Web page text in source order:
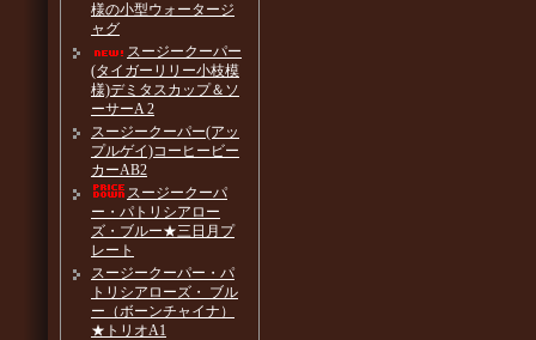
様の小型ウォータージ
ャグ
スージークーパー
(タイガーリリー小枝模
様)デミタスカップ＆ソ
ーサーA 2
スージークーパー(アッ
プルゲイ)コーヒービー
カーAB2
スージークーパ
ー・パトリシアロー
ズ・ブルー★三日月プ
レート
スージークーパー・パ
トリシアローズ・ ブル
ー（ボーンチャイナ）
★トリオA1